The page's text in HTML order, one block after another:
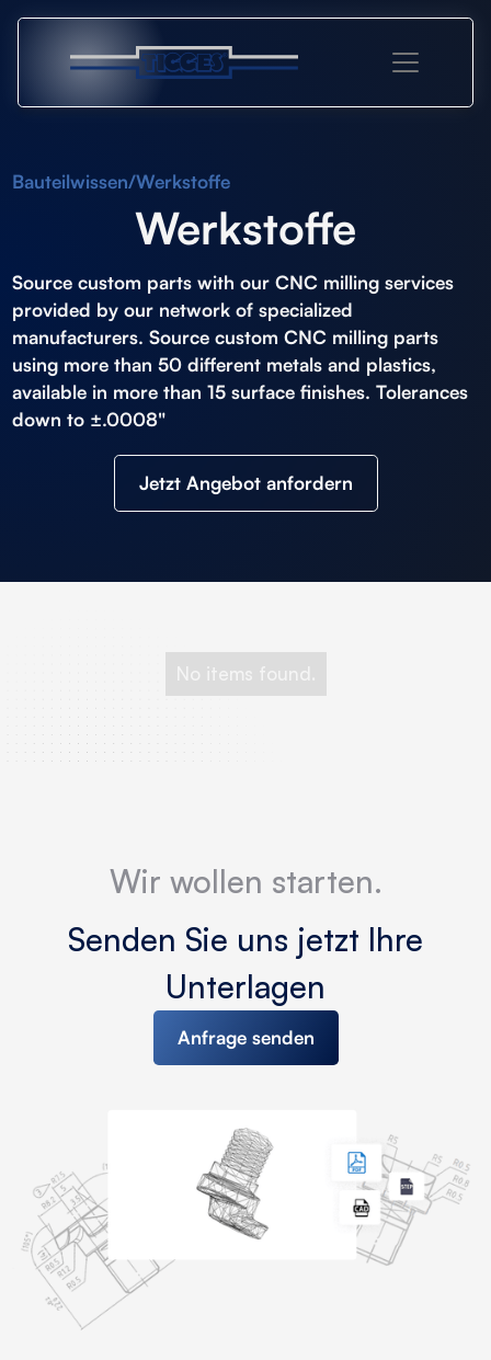
Bauteilwissen/Werkstoffe
Werkstoffe
Source custom parts with ourCNC milling services
provided by our network of specialized
manufacturers. Source custom CNC milling parts
using more than 50 different metals and plastics,
available in more than 15 surface finishes. Tolerances
down to ±.0008"
Jetzt Angebot anfordern
No items found.
Wir wollen starten.
Senden Sie uns jetzt Ihre
Unterlagen
Anfrage senden